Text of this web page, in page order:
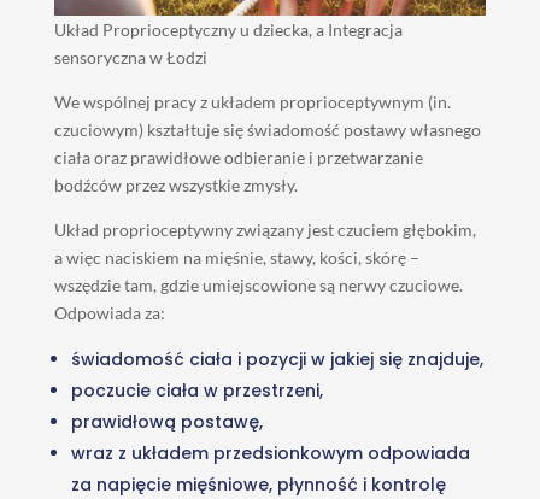
Układ Proprioceptyczny u dziecka, a Integracja
sensoryczna w Łodzi
We wspólnej pracy z układem proprioceptywnym (in.
czuciowym) kształtuje się świadomość postawy własnego
ciała oraz prawidłowe odbieranie i przetwarzanie
bodźców przez wszystkie zmysły.
Układ proprioceptywny związany jest czuciem głębokim,
a więc naciskiem na mięśnie, stawy, kości, skórę –
wszędzie tam, gdzie umiejscowione są nerwy czuciowe.
Odpowiada za:
świadomość ciała i pozycji w jakiej się znajduje,
poczucie ciała w przestrzeni,
prawidłową postawę,
wraz z układem przedsionkowym odpowiada
za napięcie mięśniowe, płynność i kontrolę